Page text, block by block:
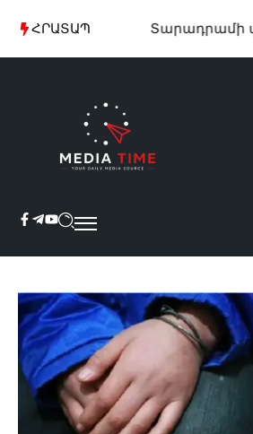
ՀՐԱՏԱՊ Տարադրամի